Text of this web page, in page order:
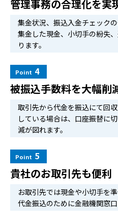
管理事務の合理化を実
集金状況、振込入金チェック
集金した現金、小切手の紛失
ります。
Point 4
被振込手数料を大幅削
取引先から代金を振込にて回
している場合は、口座振替に
減が図れます。
Point 5
貴社のお取引先も便利
お取引先では現金や小切手を
代金振込のために金融機関窓